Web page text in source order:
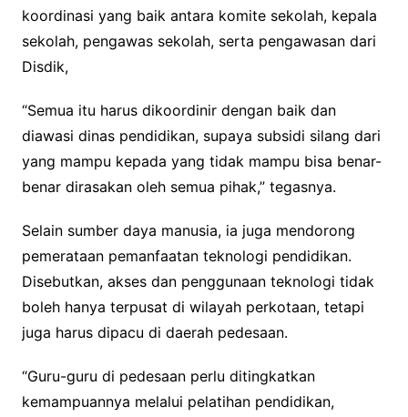
koordinasi yang baik antara komite sekolah, kepala
sekolah, pengawas sekolah, serta pengawasan dari
Disdik,
“Semua itu harus dikoordinir dengan baik dan
diawasi dinas pendidikan, supaya subsidi silang dari
yang mampu kepada yang tidak mampu bisa benar-
benar dirasakan oleh semua pihak,” tegasnya.
Selain sumber daya manusia, ia juga mendorong
pemerataan pemanfaatan teknologi pendidikan.
Disebutkan, akses dan penggunaan teknologi tidak
boleh hanya terpusat di wilayah perkotaan, tetapi
juga harus dipacu di daerah pedesaan.
“Guru-guru di pedesaan perlu ditingkatkan
kemampuannya melalui pelatihan pendidikan,